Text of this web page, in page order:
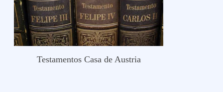
Testamentos Casa de Austria